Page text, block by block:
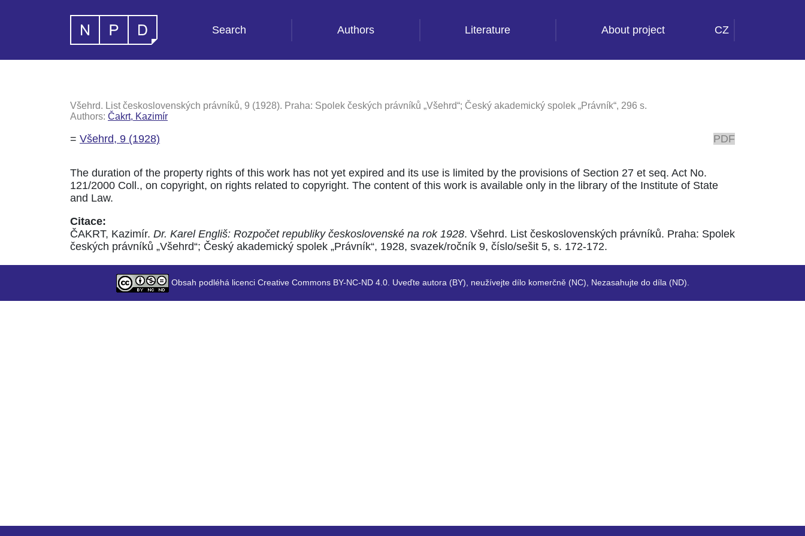
Search Authors Literature About project CZ
Všehrd. List československých právníků, 9 (1928). Praha: Spolek českých právníků „Všehrd“; Český akademický spolek „Právník“, 296 s.
Authors: Čakrt, Kazimír
= Všehrd, 9 (1928) PDF
The duration of the property rights of this work has not yet expired and its use is limited by the provisions of Section 27 et seq. Act No.
121/2000 Coll., on copyright, on rights related to copyright. The content of this work is available only in the library of the Institute of State
and Law.
Citace:
ČAKRT, Kazimír. Dr. Karel Engliš: Rozpočet republiky československé na rok 1928. Všehrd. List československých právníků. Praha: Spolek
českých právníků „Všehrd“; Český akademický spolek „Právník“, 1928, svazek/ročník 9, číslo/sešit 5, s. 172-172.
Obsah podléhá licenci Creative Commons BY-NC-ND 4.0. Uveďte autora (BY), neužívejte dílo komerčně (NC), Nezasahujte do díla (ND).